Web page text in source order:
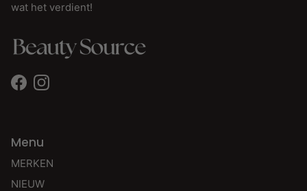
wat het verdient!
FacebookInstagram
Menu
MERKEN
NIEUW